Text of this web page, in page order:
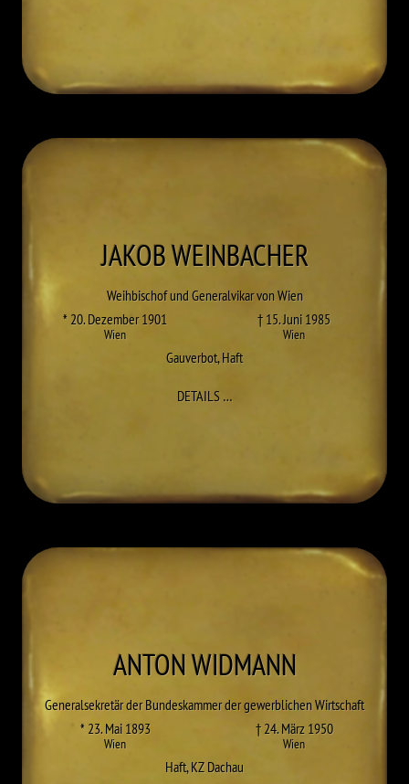
JAKOBWEINBACHER
Weihbischof und Generalvikar von Wien
* 20. Dezember 1901
Wien
† 15. Juni 1985
Wien
Gauverbot,Haft
DETAILS…ZU JAKOB WEINBACHER
ANTONWIDMANN
Generalsekretär der Bundeskammer der gewerblichen Wirtschaft
* 23. Mai 1893
Wien
† 24. März 1950
Wien
Haft,KZ Dachau